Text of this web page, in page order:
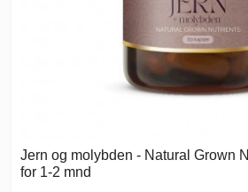
Jern og molybden - Natural Grown
for 1-2 mnd